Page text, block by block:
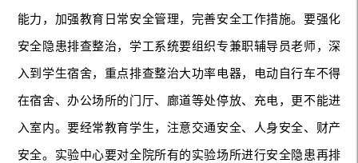
能力，加强教育日常安全管理，完善安全工作措施。要强化
安全隐患排查整治，学工系统要组织专兼职辅导员老师，深
入到学生宿舍，重点排查整治大功率电器，电动自行车不得
在宿舍、办公场所的门厅、廊道等处停放、充电，更不能进
入室内。要经常教育学生，注意交通安全、人身安全、财产
安全。实验中心要对全院所有的实验场所进行安全隐患再排